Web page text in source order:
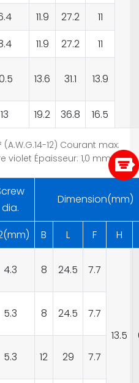
11.9 27.2
11
11.9 27.2
11
13.6 31.1 13.9
13 19.2 36.8 16.5
12) Courant max:
violet Épaisseur: 1,0 mm
dia.
Dimension(mm)
B L F
H
4.3 8 24.5 7.7
13.5
5.3 8 24.5 7.7
5.3 12 29 7.7